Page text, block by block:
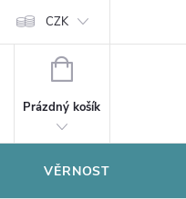
CZK
NÁKUPNÍ
Prázdný košík
VĚRNOSTNÍ